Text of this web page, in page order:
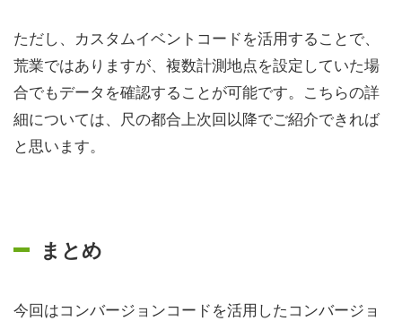
ただし、カスタムイベントコードを活用することで、
荒業ではありますが、複数計測地点を設定していた場
合でもデータを確認することが可能です。こちらの詳
細については、尺の都合上次回以降でご紹介できれば
と思います。
まとめ
今回はコンバージョンコードを活用したコンバージョ